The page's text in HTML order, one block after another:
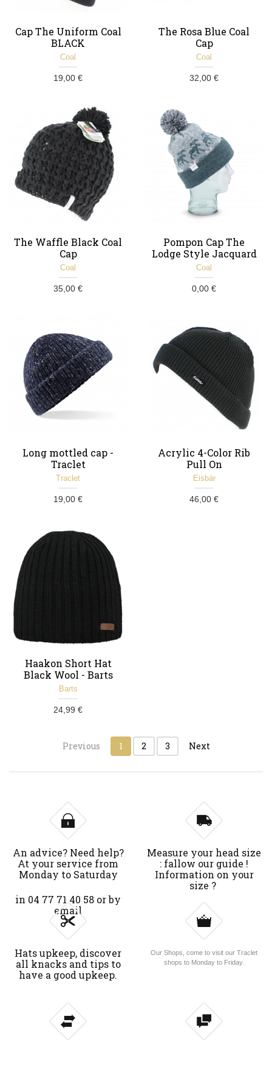
Cap The Uniform Coal
BLACK
Coal
19,00 €
The Rosa Blue Coal
Cap
Coal
32,00 €
The Waffle Black Coal
Cap
Coal
35,00 €
Pompon Cap The
Lodge Style Jacquard
Grey - Coal
Coal
0,00 €
Long mottled cap -
Traclet
Traclet
19,00 €
Acrylic 4-Color Rib
Pull On
Eisbär
46,00 €
Haakon Short Hat
Black Wool - Barts
Barts
24,99 €
Previous 1 2 3 Next
An advice? Need help?
At your service from
Monday to Saturday
in 04 77 71 40 58 or by
email
Measure your head size
: fallow our guide !
Information on your
size ?
Hats upkeep, discover
all knacks and tips to
have a good upkeep.
Our Shops, come to visit our Traclet
shops to Monday to Friday.